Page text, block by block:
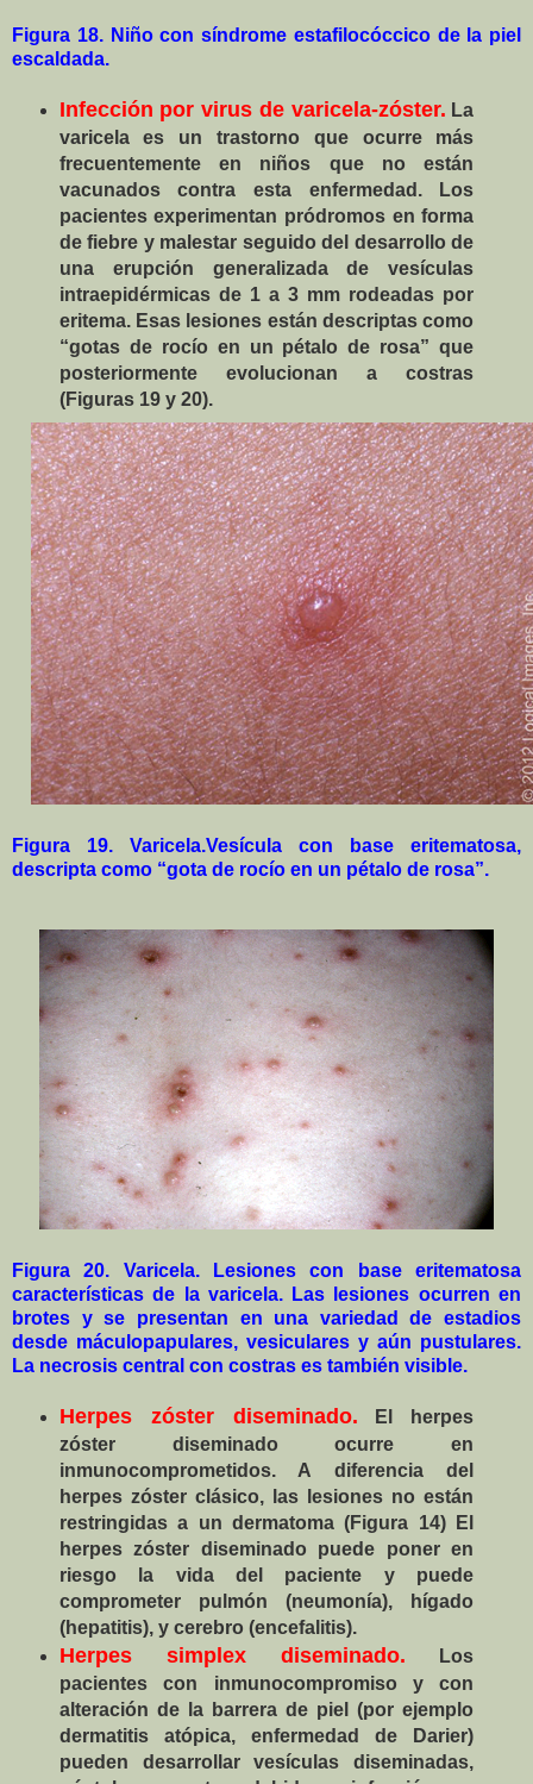
Figura 18. Niño con síndrome estafilocóccico de la piel
escaldada.
Infección por virus de varicela-zóster. La
varicela es un trastorno que ocurre más
frecuentemente en niños que no están
vacunados contra esta enfermedad. Los
pacientes experimentan pródromos en forma
de fiebre y malestar seguido del desarrollo de
una erupción generalizada de vesículas
intraepidérmicas de 1 a 3 mm rodeadas por
eritema. Esas lesiones están descriptas como
“gotas de rocío en un pétalo de rosa” que
posteriormente evolucionan a costras
(Figuras 19 y 20).
Figura 19. Varicela.Vesícula con base eritematosa,
descripta como “gota de rocío en un pétalo de rosa”.
Figura 20. Varicela. Lesiones con base eritematosa
características de la varicela. Las lesiones ocurren en
brotes y se presentan en una variedad de estadios
desde máculopapulares, vesiculares y aún pustulares.
La necrosis central con costras es también visible.
Herpes zóster diseminado. El herpes
zóster diseminado ocurre en
inmunocomprometidos. A diferencia del
herpes zóster clásico, las lesiones no están
restringidas a un dermatoma (Figura 14) El
herpes zóster diseminado puede poner en
riesgo la vida del paciente y puede
comprometer pulmón (neumonía), hígado
(hepatitis), y cerebro (encefalitis).
Herpes simplex diseminado. Los
pacientes con inmunocompromiso y con
alteración de la barrera de piel (por ejemplo
dermatitis atópica, enfermedad de Darier)
pueden desarrollar vesículas diseminadas,